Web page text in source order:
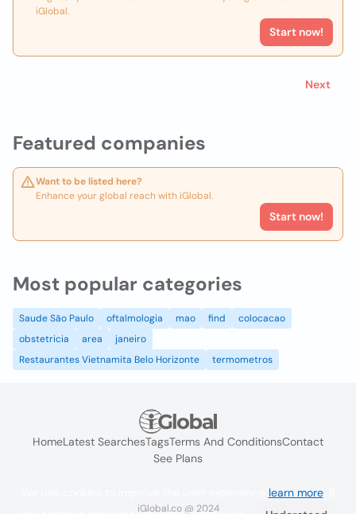
Featured companies
Want to be listed here?
Enhance your global reach with iGlobal.
Start now!
iGlobal.
Start now!
Next
Most popular categories
Saude São Paulo oftalmologia mao find
colocacao
obstetricia
area
janeiro
Restaurantes Vietnamita Belo Horizonte
termometros
HomeLatest SearchesTagsTerms And ConditionsContact
See Plans
iGlobal.co @ 2024
learn more. If